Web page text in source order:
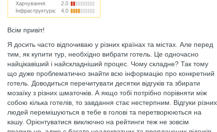
Харчування:
2.0
Інфраструктура:
4.0
Всім привіт!
Я досить часто відпочиваю у різних країнах та містах. Але перед
тим, як купити тур, необхідно вибрати готель. Це одночасно
найцікавіший і найскладніший процес. Чому складне? Так тому
що дуже проблематично знайти всю інформацію про конкретний
готель. Доводиться перечитувати десятки відгуків та збирати
мозаїку з різних шматочків. А якщо тобі потрібно порівняти між
собою кілька готелів, то завдання стає нестерпним. Відгуки різних
людей перемішуються в тебе в голові та перетворюються на
кашу. Орієнтуватися виключно на рейтинги теж не зовсім